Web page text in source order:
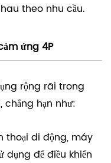
theo nhu cầu.
ứng 4P
rộng rãi trong
hạn như:
thoại di động, máy
dụng để điều khiển